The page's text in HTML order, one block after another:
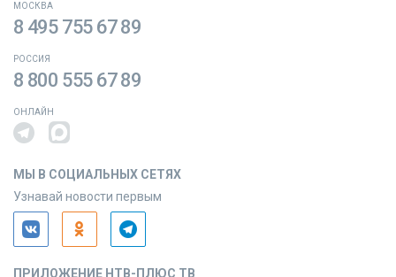
МОСКВА
8 495 755 67 89
РОССИЯ
8 800 555 67 89
ОНЛАЙН
МЫ В СОЦИАЛЬНЫХ СЕТЯХ
Узнавай новости первым
ПРИЛОЖЕНИЕ НТВ-ПЛЮС ТВ